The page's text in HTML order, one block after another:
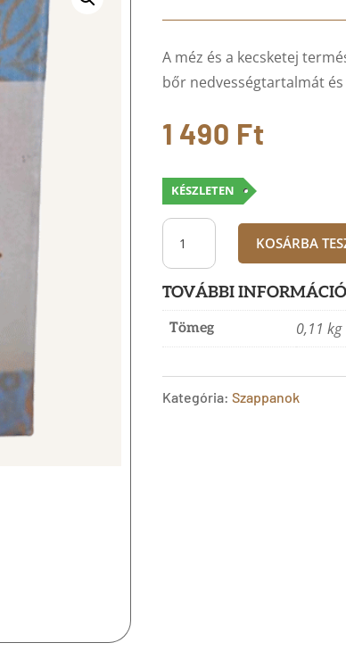
A méz és a kecsketej
bőr nedvességtartalmát
1 490 Ft
KÉSZLETEN
Vitalis
Mézes
Kecsketejes
kézműves
szappan
Száraz
KOSÁRBA
TOVÁBBI
Tömeg 0,11 kg
Kategória: Szappanok